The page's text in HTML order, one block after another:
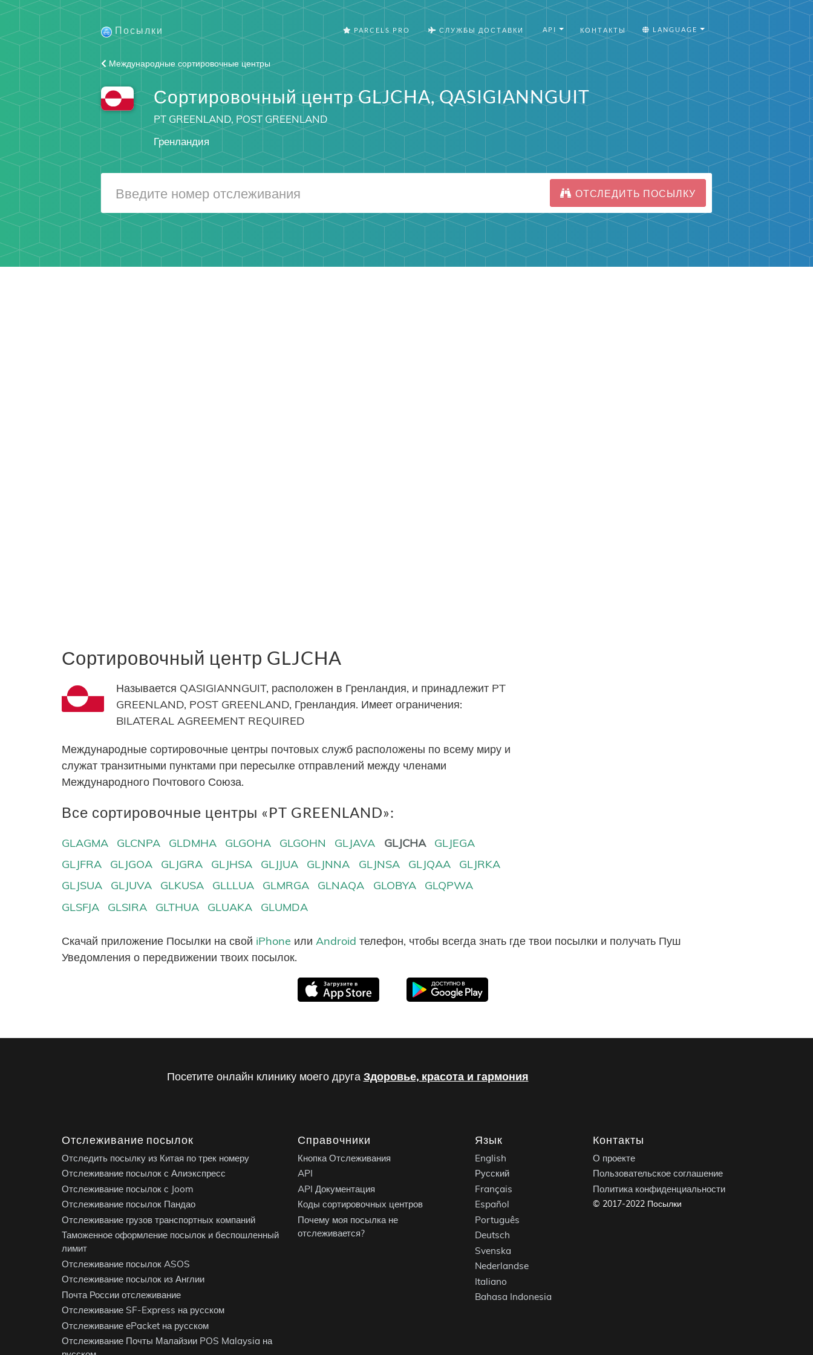
Посылки PARCELS PRO СЛУЖБЫ ДОСТАВКИ API КОНТАКТЫ LANGUAGE
Международные сортировочные центры
Сортировочный центр GLJCHA, QASIGIANNGUIT
PT GREENLAND, POST GREENLAND
Гренландия
ОТСЛЕДИТЬ ПОСЫЛКУ
Сортировочный центр GLJCHA
Называется QASIGIANNGUIT, расположен в Гренландия, и принадлежит PT
GREENLAND, POST GREENLAND, Гренландия. Имеет ограничения:
BILATERAL AGREEMENT REQUIRED
Международные сортировочные центры почтовых служб расположены по всему миру и
служат транзитными пунктами при пересылке отправлений между членами
Международного Почтового Союза.
Все сортировочные центры «PT GREENLAND»:
GLAGMA GLCNPA GLDMHA GLGOHA GLGOHN GLJAVA GLJCHA
GLJEGA
GLJFRA
GLJGOA GLJGRA GLJHSA GLJJUA GLJNNA GLJNSA GLJQAA
GLJRKA
GLJSUA
GLJUVA GLKUSA GLLLUA GLMRGA GLNAQA GLOBYA
GLQPWA
GLSFJA
GLSIRA GLTHUA GLUAKA GLUMDA
Скачай приложение Посылки на свой iPhone или Android телефон, чтобы всегда знать где твои посылки и получать Пуш
Уведомления о передвижении твоих посылок.
Посетите онлайн клинику моего друга Здоровье, красота и гармония
Отслеживание посылок
Отследить посылку из Китая по трек номеру
Отслеживание посылок с Алиэкспресс
Отслеживание посылок с Joom
Отслеживание посылок Пандао
Отслеживание грузов транспортных компаний
Таможенное оформление посылок и беспошленный
лимит
Отслеживание посылок ASOS
Отслеживание посылок из Англии
Почта России отслеживание
Отслеживание SF-Express на русском
Отслеживание ePacket на русском
Отслеживание Почты Малайзии POS Malaysia на
Справочники
Кнопка Отслеживания
API
API Документация
Коды сортировочных центров
Почему моя посылка не
отслеживается?
Язык
English
Русский
Français
Español
Português
Deutsch
Svenska
Nederlandse
Italiano
Bahasa Indonesia
Контакты
О проекте
Пользовательское соглашение
Политика конфиденциальности
© 2017-2022 Посылки